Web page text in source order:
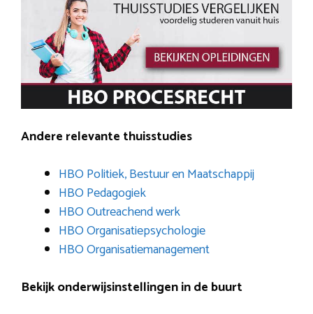
Andere relevante thuisstudies
HBO Politiek, Bestuur en Maatschappij
HBO Pedagogiek
HBO Outreachend werk
HBO Organisatiepsychologie
HBO Organisatiemanagement
Bekijk onderwijsinstellingen in de buurt